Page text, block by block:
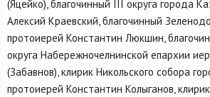
(Яцейко), благочинный III округа города
Алексий Краевский, благочинный
протоиерей Константин Люкшин,
округа Набережночелнинской епархии
(Забавнов), клирик Никольского собора
протоиерей Константин Колыганов,